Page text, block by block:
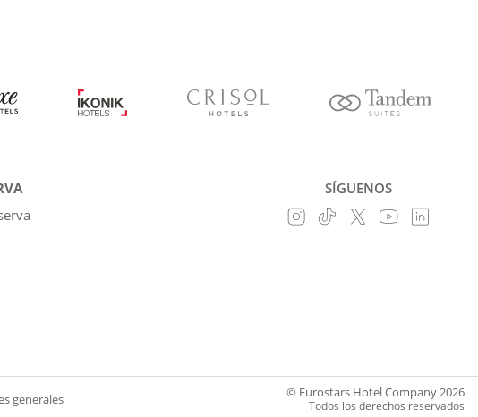
SÍGUENOS
generales © Eurostars Hotel Company 2026
Todos los derechos reservados